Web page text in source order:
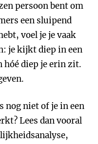
persoon bent om
een sluipend
voel je je vaak
je kijkt diep in een
hóé diep je erin zit.
nog niet of je in een
Lees dan vooral